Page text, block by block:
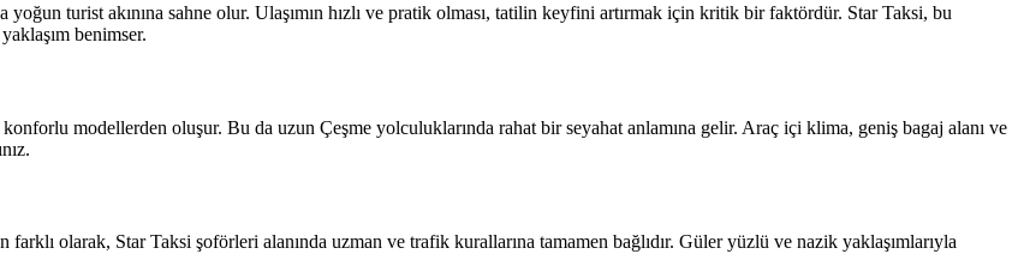
turist akınına sahne olur. Ulaşımın hızlı ve pratik olması, tatilin keyfini artırmak için kritik bir faktördür. Star Taksi, bu
benimser.
modellerden oluşur. Bu da uzun Çeşme yolculuklarında rahat bir seyahat anlamına gelir. Araç içi klima, geniş bagaj alanı ve
olarak, Star Taksi şoförleri alanında uzman ve trafik kurallarına tamamen bağlıdır. Güler yüzlü ve nazik yaklaşımlarıyla